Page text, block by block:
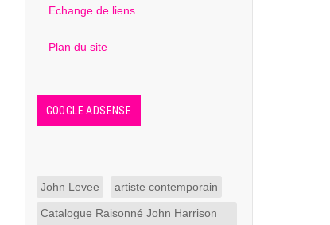
Echange de liens
Plan du site
GOOGLE ADSENSE
John Levee artiste contemporain
Catalogue Raisonné John Harrison